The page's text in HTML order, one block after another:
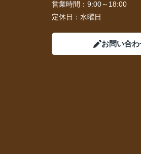
営業時間： 9:00～18:00
定休日： 水曜日
お問い合わ